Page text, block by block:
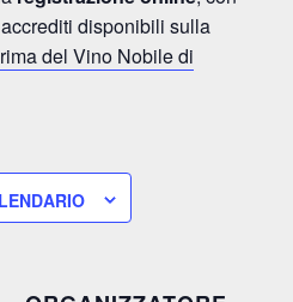
disponibili sulla
del Vino Nobile di